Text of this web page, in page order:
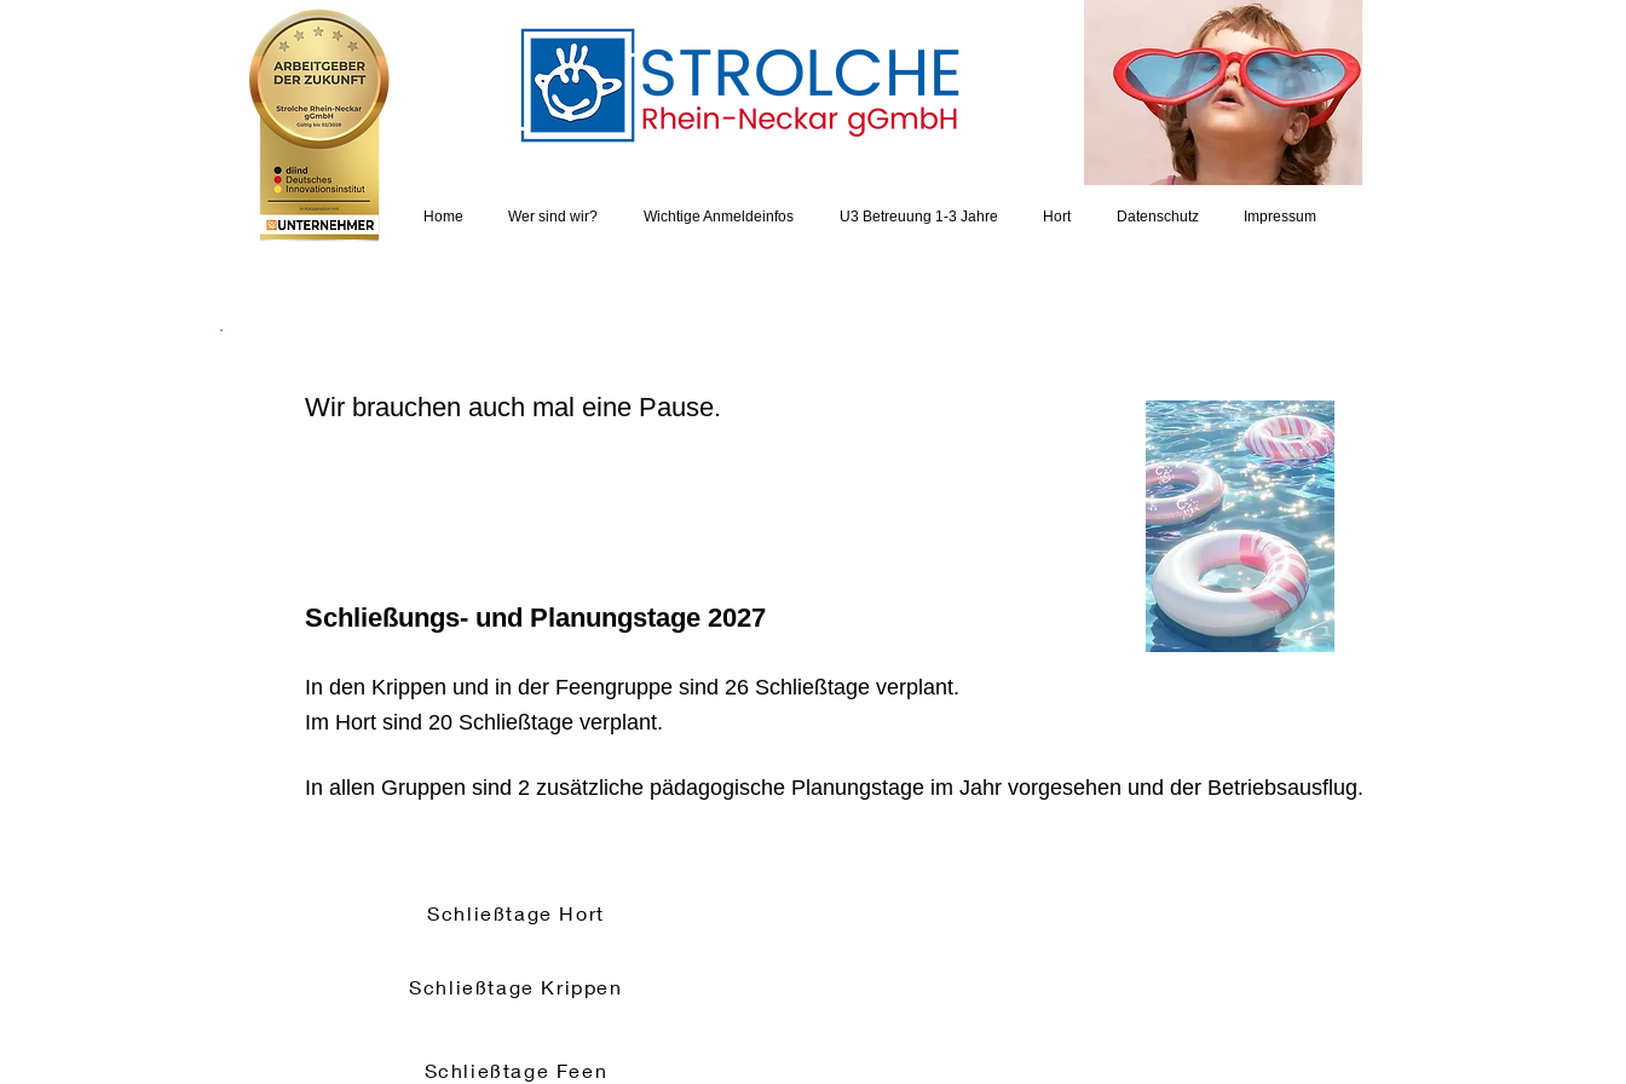
Home Wer sind wir? Wichtige Anmeldeinfos U3 Betreuung 1-3 Jahre Hort Datenschutz Impressum
Wir brauchen auch mal eine Pause.
Schließungs- und Planungstage 2027
In den Krippen und in der Feengruppe sind 26 Schließtage verplant.
Im Hort sind 20 Schließtage verplant.
In allen Gruppen sind 2 zusätzliche pädagogische Planungstage im Jahr vorgesehen und der Betriebsausflug.
Schließtage Hort
Schließtage Krippen
Schließtage Feen